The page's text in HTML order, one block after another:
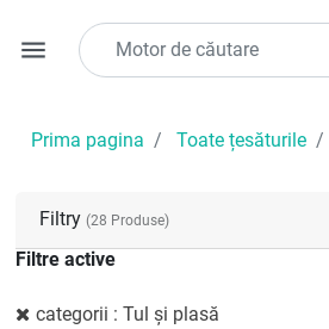
menu
Prima pagina Toate țesăturile
Filtry (28 Produse)
Filtre active
categorii : Tul și plasă